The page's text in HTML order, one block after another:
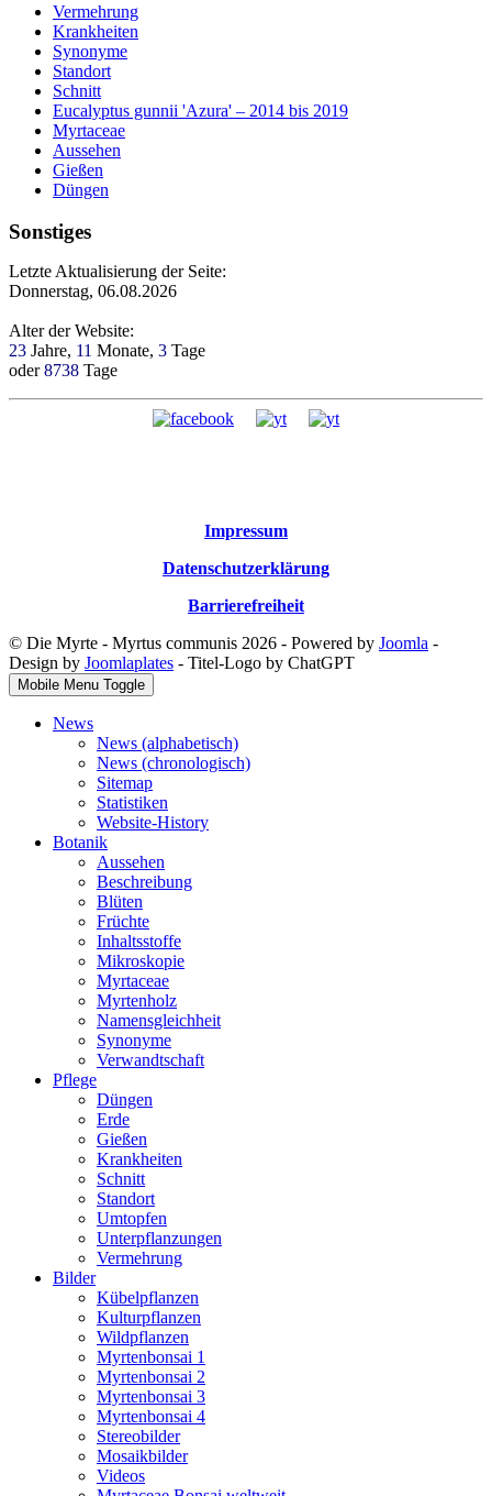
Vermehrung
Krankheiten
Synonyme
Standort
Schnitt
Eucalyptus gunnii 'Azura' – 2014 bis 2019
Myrtaceae
Aussehen
Gießen
Düngen
Sonstiges
Letzte Aktualisierung der Seite:
Donnerstag, 06.08.2026
Alter der Website:
23 Jahre, 11 Monate, 3 Tage
oder8738 Tage
Impressum
Datenschutzerklärung
Barrierefreiheit
© Die Myrte - Myrtus communis 2026 - Powered by Joomla -
Design by Joomlaplates - Titel-Logo by ChatGPT
Mobile Menu Toggle
News
News (alphabetisch)
News (chronologisch)
Sitemap
Statistiken
Website-History
Botanik
Aussehen
Beschreibung
Blüten
Früchte
Inhaltsstoffe
Mikroskopie
Myrtaceae
Myrtenholz
Namensgleichheit
Synonyme
Verwandtschaft
Pflege
Düngen
Erde
Gießen
Krankheiten
Schnitt
Standort
Umtopfen
Unterpflanzungen
Vermehrung
Bilder
Kübelpflanzen
Kulturpflanzen
Wildpflanzen
Myrtenbonsai 1
Myrtenbonsai 2
Myrtenbonsai 3
Myrtenbonsai 4
Stereobilder
Mosaikbilder
Videos